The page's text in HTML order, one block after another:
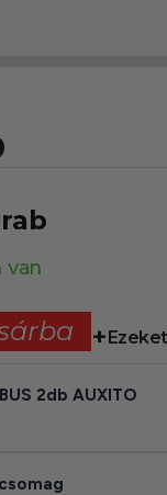
van
2db AUXITO